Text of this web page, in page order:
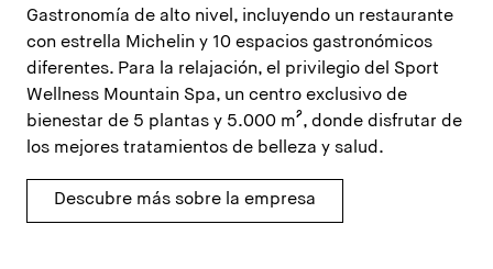
Gastronomía de alto nivel, incluyendo un restaurante
con estrella Michelin y 10 espacios gastronómicos
diferentes. Para la relajación, el privilegio del Sport
Wellness Mountain Spa, un centro exclusivo de
bienestar de 5 plantas y 5.000 m², donde disfrutar de
los mejores tratamientos de belleza y salud.
Descubre más sobre la empresa